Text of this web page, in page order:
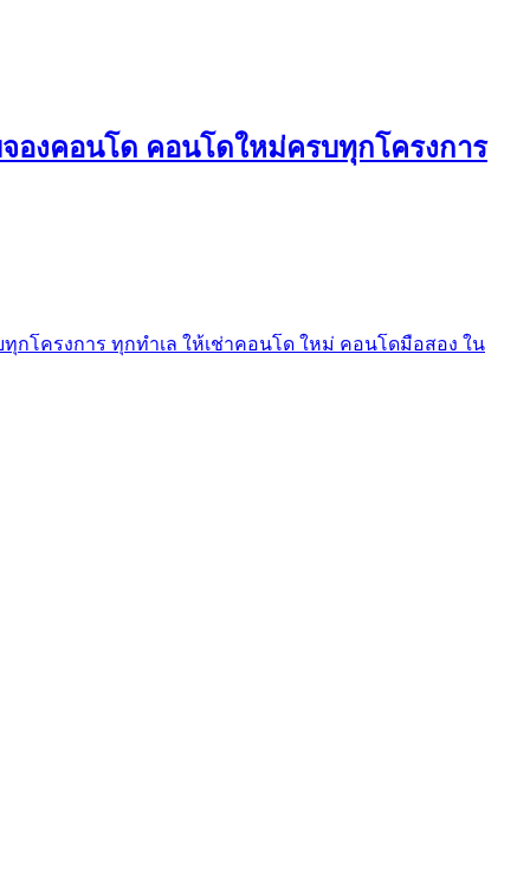
องคอนโด คอนโดใหม่ครบทุกโครงการ
โครงการ ทุกทำเล ให้เช่าคอนโด ใหม่ คอนโดมือสอง ใน